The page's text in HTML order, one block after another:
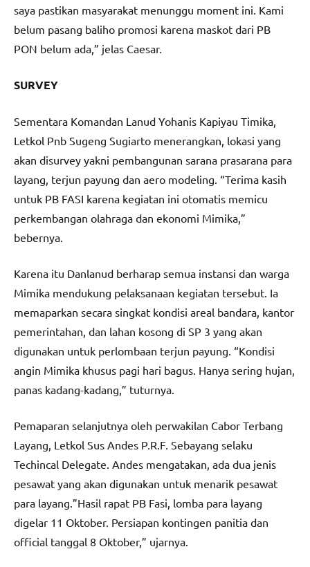
saya pastikan masyarakat menunggu moment ini. Kami
belum pasang baliho promosi karena maskot dari PB
PON belum ada,” jelas Caesar.
SURVEY
Sementara Komandan Lanud Yohanis Kapiyau Timika,
Letkol Pnb Sugeng Sugiarto menerangkan, lokasi yang
akan disurvey yakni pembangunan sarana prasarana para
layang, terjun payung dan aero modeling. “Terima kasih
untuk PB FASI karena kegiatan ini otomatis memicu
perkembangan olahraga dan ekonomi Mimika,”
bebernya.
Karena itu Danlanud berharap semua instansi dan warga
Mimika mendukung pelaksanaan kegiatan tersebut. Ia
memaparkan secara singkat kondisi areal bandara, kantor
pemerintahan, dan lahan kosong di SP 3 yang akan
digunakan untuk perlombaan terjun payung. “Kondisi
angin Mimika khusus pagi hari bagus. Hanya sering hujan,
panas kadang-kadang,” tuturnya.
Pemaparan selanjutnya oleh perwakilan Cabor Terbang
Layang, Letkol Sus Andes P.R.F. Sebayang selaku
Techincal Delegate. Andes mengatakan, ada dua jenis
pesawat yang akan digunakan untuk menarik pesawat
para layang.”Hasil rapat PB Fasi, lomba para layang
digelar 11 Oktober. Persiapan kontingen panitia dan
official tanggal 8 Oktober,” ujarnya.